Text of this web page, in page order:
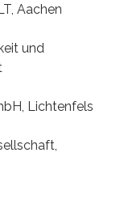
Aachen
und
Lichtenfels